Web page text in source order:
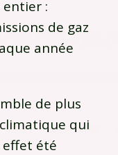
:
de gaz
année
de plus
qui
effet été